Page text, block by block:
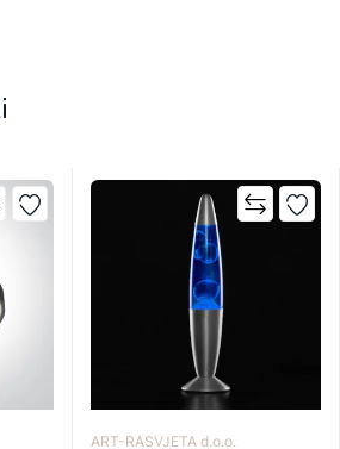
ART-RASVJETA d.o.o.